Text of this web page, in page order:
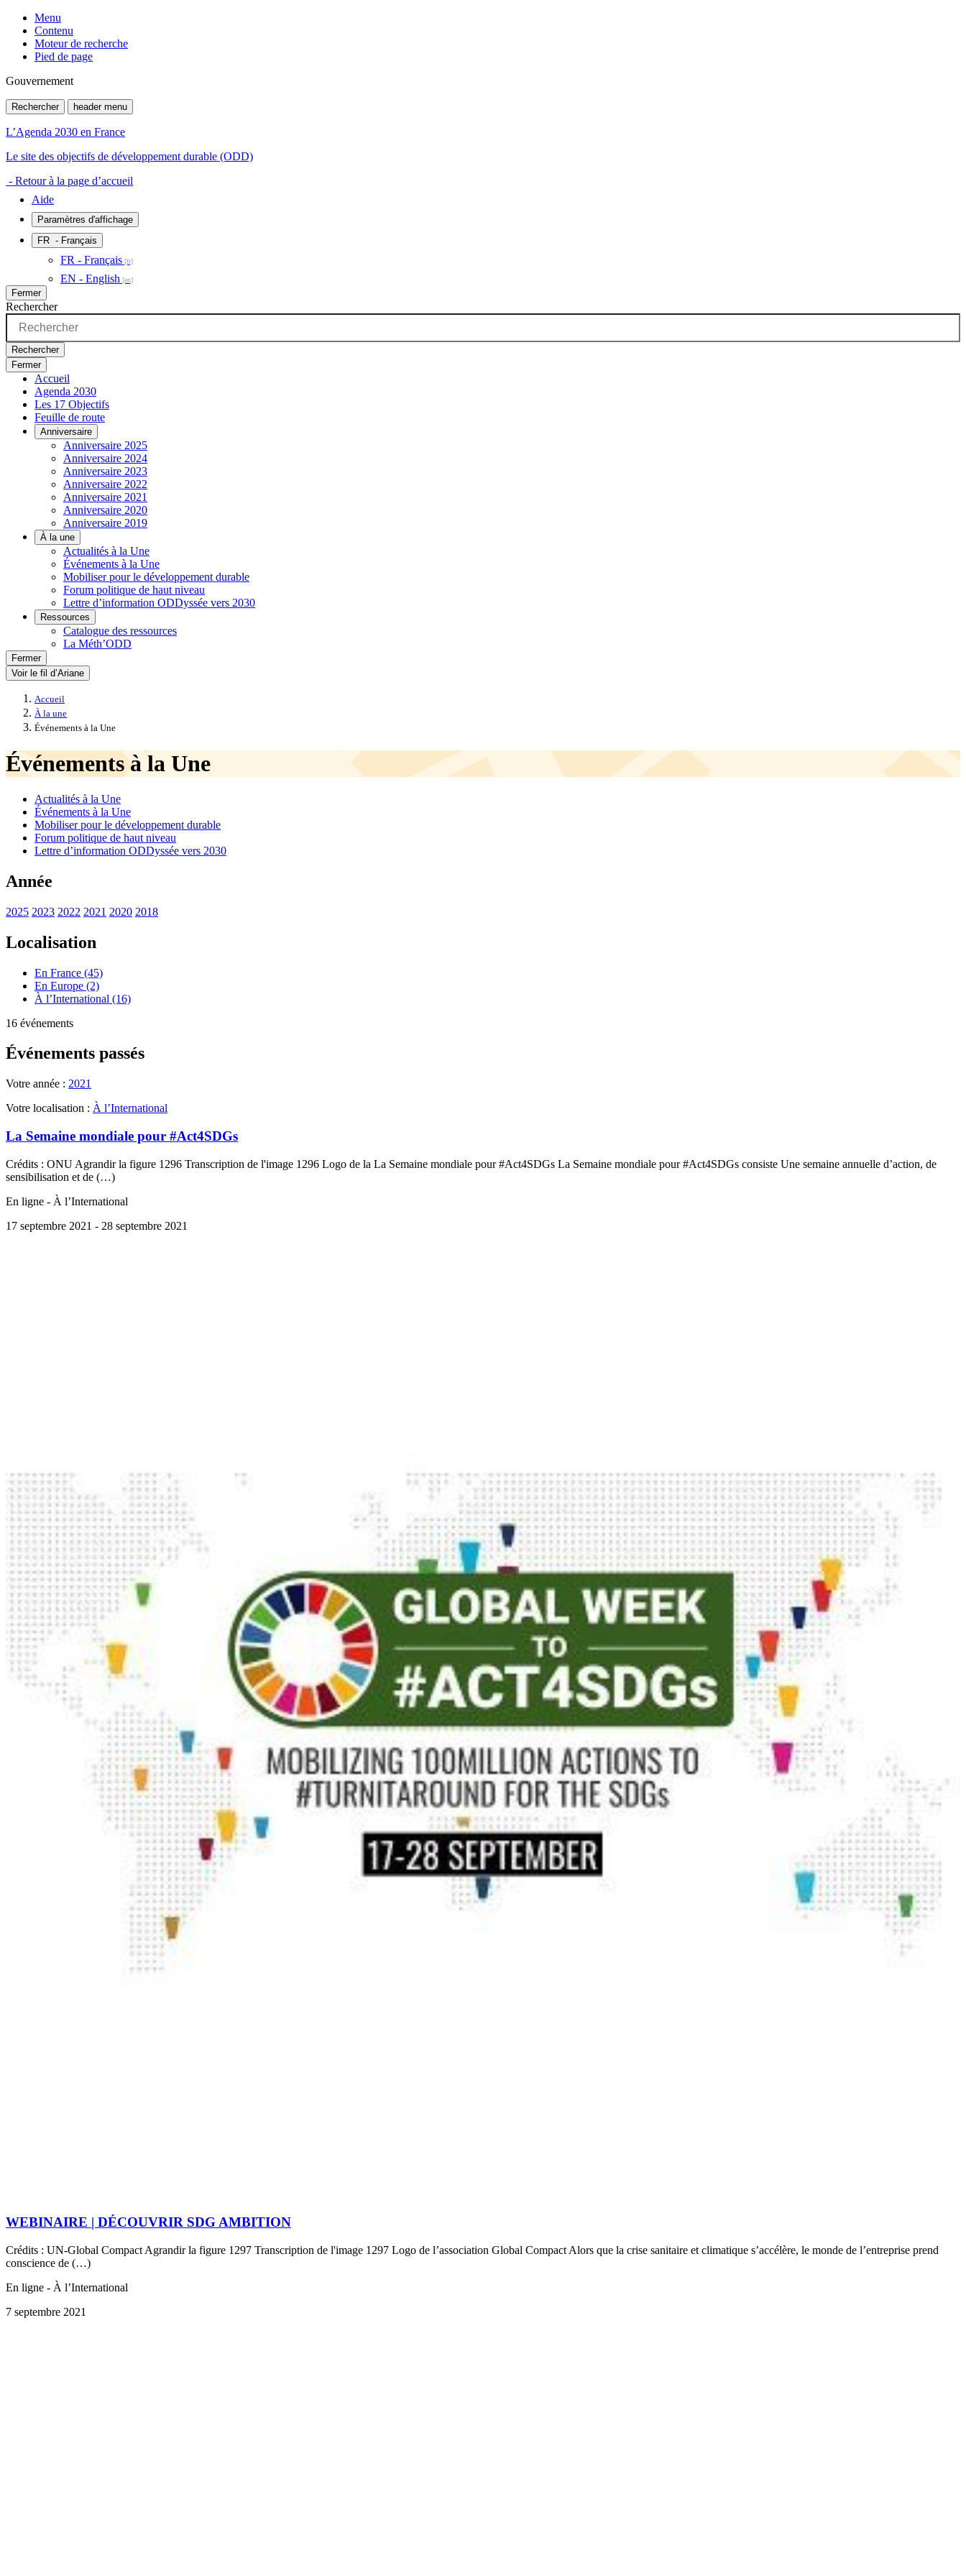
Menu
Contenu
Moteur de recherche
Pied de page
Gouvernement
Rechercher header menu
L’Agenda 2030 en France
Le site des objectifs de développement durable (ODD)
- Retour à la page d’accueil
Aide
Paramètres d'affichage
FR - Français
FR - Français
EN - English
Fermer
Rechercher
Rechercher
Fermer
Accueil
Agenda 2030
Les 17 Objectifs
Feuille de route
Anniversaire
Anniversaire 2025
Anniversaire 2024
Anniversaire 2023
Anniversaire 2022
Anniversaire 2021
Anniversaire 2020
Anniversaire 2019
À la une
Actualités à la Une
Événements à la Une
Mobiliser pour le développement durable
Forum politique de haut niveau
Lettre d’information ODDyssée vers 2030
Ressources
Catalogue des ressources
La Méth’ODD
Fermer
Voir le fil d’Ariane
Accueil
À la une
Événements à la Une
Événements à la Une
Actualités à la Une
Événements à la Une
Mobiliser pour le développement durable
Forum politique de haut niveau
Lettre d’information ODDyssée vers 2030
Année
2025 2023 2022 2021 2020 2018
Localisation
En France (45)
En Europe (2)
À l’International (16)
16 événements
Événements passés
Votre année : 2021
Votre localisation : À l’International
La Semaine mondiale pour #Act4SDGs
Crédits : ONU Agrandir la figure 1296 Transcription de l'image 1296 Logo de la La Semaine mondiale pour #Act4SDGs La Semaine mondiale pour #Act4SDGs consiste Une semaine annuelle d’action, de
sensibilisation et de (…)
En ligne - À l’International
17 septembre 2021 - 28 septembre 2021
WEBINAIRE | DÉCOUVRIR SDG AMBITION
Crédits : UN-Global Compact Agrandir la figure 1297 Transcription de l'image 1297 Logo de l’association Global Compact Alors que la crise sanitaire et climatique s’accélère, le monde de l’entreprise prend
conscience de (…)
En ligne - À l’International
7 septembre 2021